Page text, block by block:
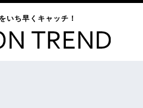
いち早くキャッチ！